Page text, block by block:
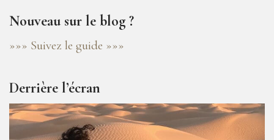
Nouveau sur le blog ?
»»» Suivez le guide »»»
Derrière l’écran